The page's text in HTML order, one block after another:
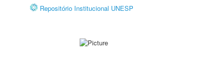
Repositório Institucional UNESP